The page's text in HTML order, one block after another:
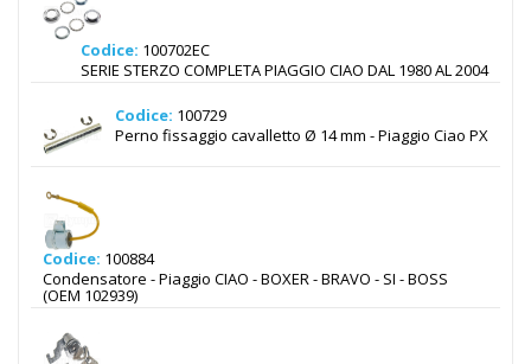
Codice: 100702EC
SERIE STERZO COMPLETA PIAGGIO CIAO DAL 1980 AL 2004
Codice: 100729
Perno fissaggio cavalletto Ø 14 mm - Piaggio Ciao PX
Codice: 100884
Condensatore - Piaggio CIAO - BOXER - BRAVO - SI - BOSS
(OEM 102939)